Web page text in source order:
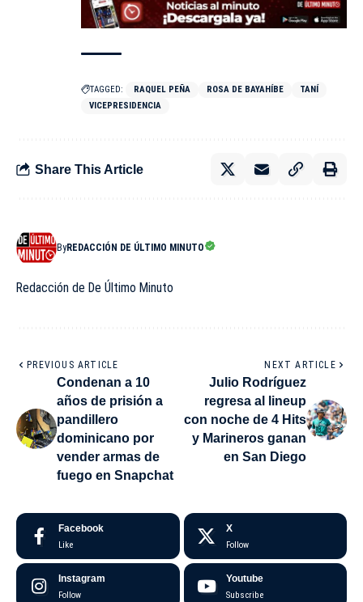
TAGGED: RAQUEL PEÑA ROSA DE BAYAHÍBE
TANÍ
VICEPRESIDENCIA
Share This Article
ByREDACCIÓN DE ÚLTIMO MINUTO
Redacción de De Último Minuto
PREVIOUS ARTICLE
Condenan a 10
años de prisión a
pandillero
dominicano por
vender armas de
fuego en Snapchat
NEXT ARTICLE
Julio Rodríguez
regresa al lineup
con noche de 4 Hits
y Marineros ganan
en San Diego
Facebook
Like
X
Follow
Instagram
Follow
Youtube
Subscribe